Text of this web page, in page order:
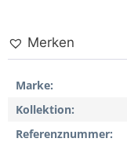
Merken
Marke
Kollektion
Referenznummer